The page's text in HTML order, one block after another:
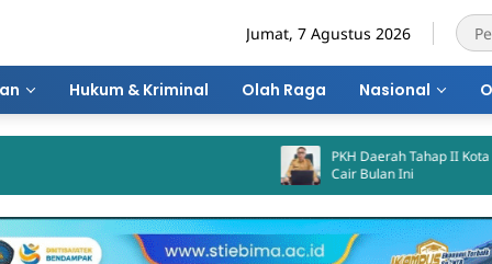
Jumat, 7 Agustus 2026
Hukum & Kriminal Olah Raga Nasional
PKH Daerah Tahap II Kota Bima Dijadwalkan
Cair Bulan Ini